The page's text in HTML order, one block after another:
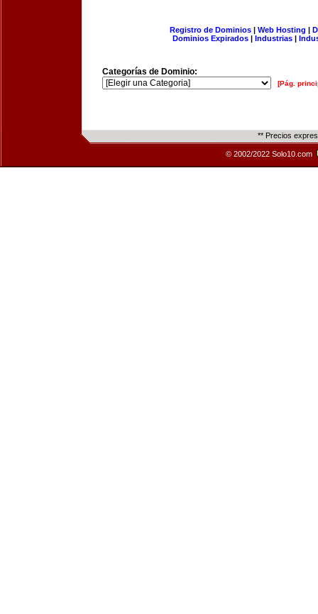
Registro de Dominios| Web Hosting |
Dominios Expirados | Industrias |
Categorías de Dominio:
[Pág.
** Precios
© 2002/2022 Solo10.com